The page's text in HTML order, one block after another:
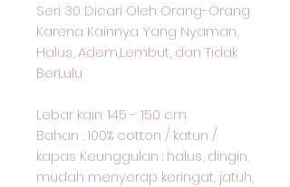
Seri 30 Dicari Oleh Orang-Orang
Karena Kainnya Yang Nyaman,
Halus, Adem,Lembut, dan Tidak
BerLulu
Lebar kain: 145 - 150 cm
Bahan : 100% cotton / katun /
kapas Keunggulan : halus, dingin,
mudah menyerap keringat, jatuh,